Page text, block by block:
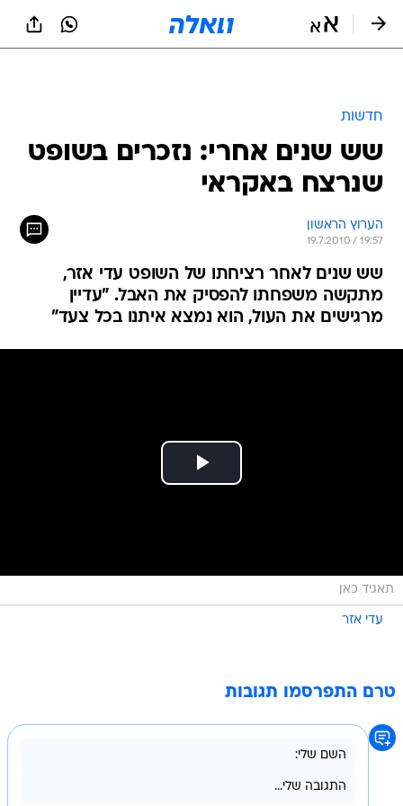
חדשות
שש שנים אחרי: נזכרים בשופט
שנרצח באקראי
הערוץ הראשון
19.7.2010 / 19:57
שש שנים לאחר רציחתו של השופט עדי אזר,
מתקשה משפחתו להפסיק את האבל. "עדיין
מרגישים את העול, הוא נמצא איתנו בכל צעד"
תאגיד כאן
עדי אזר
טרם התפרסמו תגובות